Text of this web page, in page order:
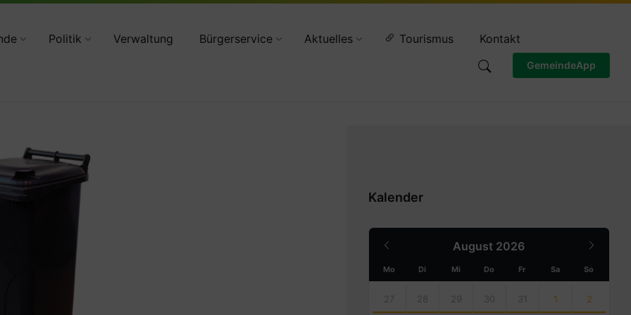
Politik Verwaltung Bürgerservice Aktuelles Tourismus Kontakt
GemeindeApp
Kalender
August 2026
Month
Mo Di Mi Do Fr Sa So
calendar
days
27 28 29 30 31 1 2